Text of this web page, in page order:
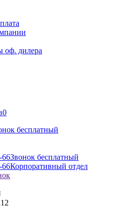
оф. дилера
0
бесплатный
66Звонок бесплатный
66Корпоративный отдел